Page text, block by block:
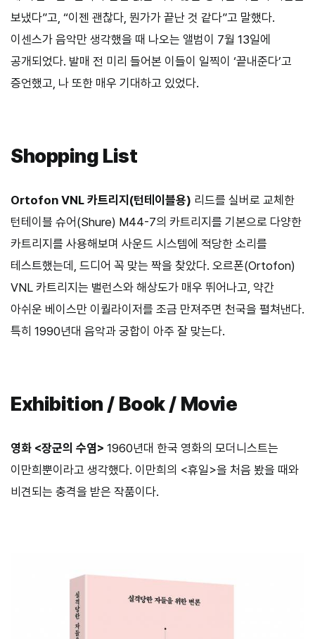
보냈다”고, “이젠 괜찮다, 뭔가가 끝난 것 같다”고 말했다.
이센스가 음악만 생각했을 때 나오는 앨범이 7월 13일에
공개되었다. 발매 전 미리 들어본 이들이 일찍이 ‘끝내준다’고
증언했고, 나 또한 매우 기대하고 있었다.
Shopping List
Ortofon VNL 카트리지(턴테이블용) 리드를 실버로 교체한
턴테이블 슈어(Shure) M44-7의 카트리지를 기본으로 다양한
카트리지를 사용해보며 사운드 시스템에 적당한 소리를
테스트했는데, 드디어 꼭 맞는 짝을 찾았다. 오르폰(Ortofon)
VNL 카트리지는 밸런스와 해상도가 매우 뛰어나고, 약간
아쉬운 베이스만 이퀄라이저를 조금 만져주면 천국을 펼쳐낸다.
특히 1990년대 음악과 궁합이 아주 잘 맞는다.
Exhibition / Book / Movie
영화 <장군의 수염> 1960년대 한국 영화의 모더니스트는
이만희뿐이라고 생각했다. 이만희의 <휴일>을 처음 봤을 때와
비견되는 충격을 받은 작품이다.